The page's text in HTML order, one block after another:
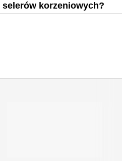
korzeniowych?